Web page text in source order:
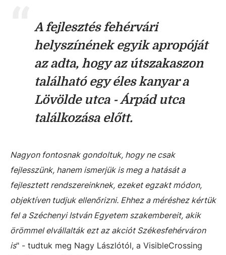
A fejlesztés fehérvári
helyszínének egyik apropóját
az adta, hogy az útszakaszon
található egy éles kanyar a
Lövölde utca - Árpád utca
találkozása előtt.
Nagyon fontosnak gondoltuk, hogy ne csak
fejlesszünk, hanem ismerjük is meg a hatását a
fejlesztett rendszereinknek, ezeket egzakt módon,
objektíven tudjuk ellenőrizni. Ehhez a méréshez kértük
fel a Széchenyi István Egyetem szakembereit, akik
örömmel elvállalták ezt az akciót Székesfehérváron
is" - tudtuk meg Nagy Lászlótól, a VisibleCrossing